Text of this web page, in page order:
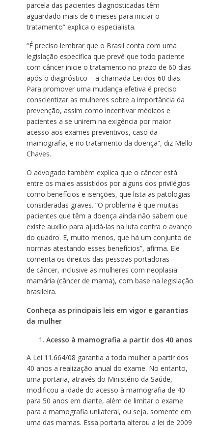
parcela das pacientes diagnosticadas têm
aguardado mais de 6 meses para iniciar o
tratamento” explica o especialista.
“É preciso lembrar que o Brasil conta com uma
legislação específica que prevê que todo paciente
com câncer inicie o tratamento no prazo de 60 dias
após o diagnóstico – a chamada Lei dos 60 dias.
Para promover uma mudança efetiva é preciso
conscientizar as mulheres sobre a importância da
prevenção, assim como incentivar médicos e
pacientes a se unirem na exigência por maior
acesso aos exames preventivos, caso da
mamografia, e no tratamento da doença”, diz Mello
Chaves.
O advogado também explica que o câncer está
entre os males assistidos por alguns dos privilégios
como benefícios e isenções, que lista as patologias
consideradas graves. “O problema é que muitas
pacientes que têm a doença ainda não sabem que
existe auxílio para ajudá-las na luta contra o avanço
do quadro. E, muito menos, que há um conjunto de
normas atestando esses benefícios”, afirma. Ele
comenta os direitos das pessoas portadoras
de câncer, inclusive as mulheres com neoplasia
mamária (câncer de mama), com base na legislação
brasileira.
Conheça as principais leis em vigor e garantias
da mulher
Acesso à mamografia a partir dos 40 anos
A Lei 11.664/08 garantia a toda mulher a partir dos
40 anos a realização anual do exame. No entanto,
uma portaria, através do Ministério da Saúde,
modificou a idade do acesso à mamografia de 40
para 50 anos em diante, além de limitar o exame
para a mamografia unilateral, ou seja, somente em
uma das mamas. Essa portaria alterou a lei de 2009